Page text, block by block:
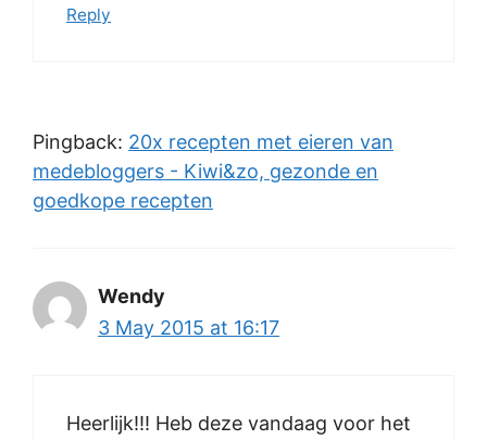
Reply
Pingback: 20x recepten met eieren van
medebloggers - Kiwi&zo, gezonde en
goedkope recepten
Wendy
3 May 2015 at 16:17
Heerlijk!!! Heb deze vandaag voor het